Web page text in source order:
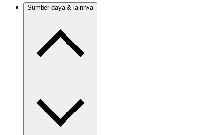
Sumber daya & lainnya